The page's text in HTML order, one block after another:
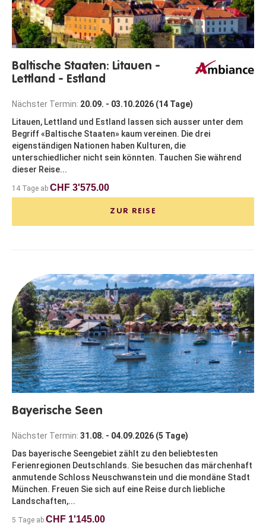
Baltische Staaten: Litauen -
Lettland - Estland
Nächster Termin: 20.09. - 03.10.2026 (14 Tage)
Litauen, Lettland und Estland lassen sich ausser unter dem
Begriff «Baltische Staaten» kaum vereinen. Die drei
eigenständigen Nationen haben Kulturen, die
unterschiedlicher nicht sein könnten. Tauchen Sie während
dieser Reise...
14 Tage ab CHF 3'575.00
ZUR REISE
Bayerische Seen
Nächster Termin: 31.08. - 04.09.2026 (5 Tage)
Das bayerische Seengebiet zählt zu den beliebtesten
Ferienregionen Deutschlands. Sie besuchen das märchenhaft
anmutende Schloss Neuschwanstein und die mondäne Stadt
München. Freuen Sie sich auf eine Reise durch liebliche
Landschaften,...
5 Tage ab CHF 1'145.00